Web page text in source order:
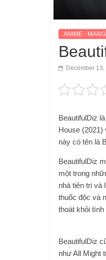
ANIME -
December 13,
BeautifulDiz
House (2021)
này có tên là
BeautifulDiz
một trong
nhà tiên tri và
thuốc độc và
thoát khỏi
BeautifulDiz
như All Might